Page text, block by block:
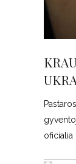
oficialia